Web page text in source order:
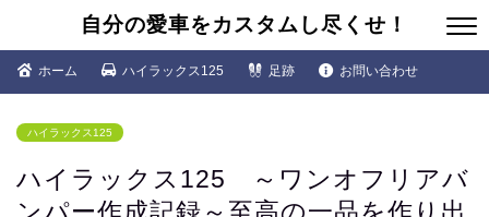
自分の愛車をカスタムし尽くせ！
ホーム ハイラックス125 足跡 お問い合わせ
ハイラックス125
ハイラックス125 ～ワンオフリアバ
ンパー作成記録～至高の一品を作り出